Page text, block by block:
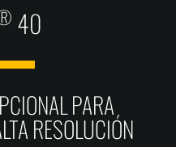
40
PARA
RESOLUCIÓN